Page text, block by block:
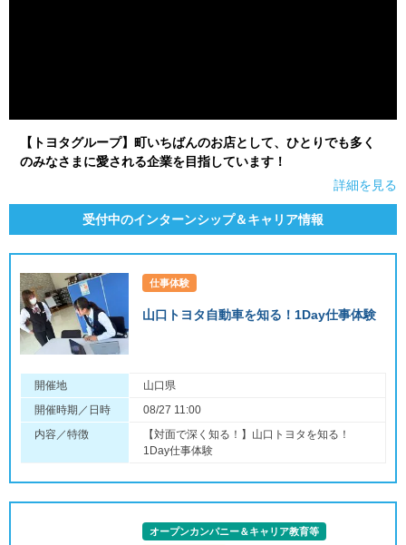
【トヨタグループ】町いちばんのお店として、ひとりでも多く
のみなさまに愛される企業を目指しています！
詳細を見る
受付中のインターンシップ＆キャリア情報
仕事体験
山口トヨタ自動車を知る！1Day仕事体験
開催地
山口県
開催時期／日時
08/27 11:00
内容／特徴
【対面で深く知る！】山口トヨタを知る！
1Day仕事体験
オープンカンパニー＆キャリア教育等